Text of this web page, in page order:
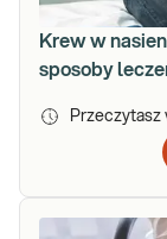
Krew w
sposoby
Przeczytasz